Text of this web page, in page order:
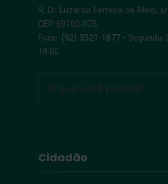
R. Dr. Luzardo Ferreira de Melo,
CEP 69100-075
Fone: (92) 3521-1877 •
18:00
Cidadão